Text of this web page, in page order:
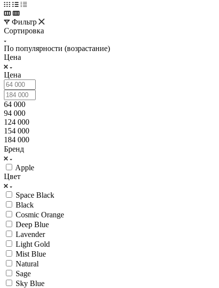
Фильтр
Сортировка
По популярности (возрастание)
Цена
Цена
64 000
94 000
124 000
154 000
184 000
Бренд
Apple
Цвет
Space Black
Black
Cosmic Orange
Deep Blue
Lavender
Light Gold
Mist Blue
Natural
Sage
Sky Blue